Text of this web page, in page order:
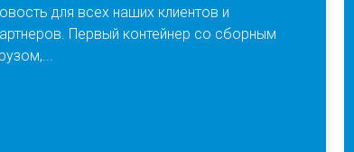
для всех наших клиентов и
Первый контейнер со сборным